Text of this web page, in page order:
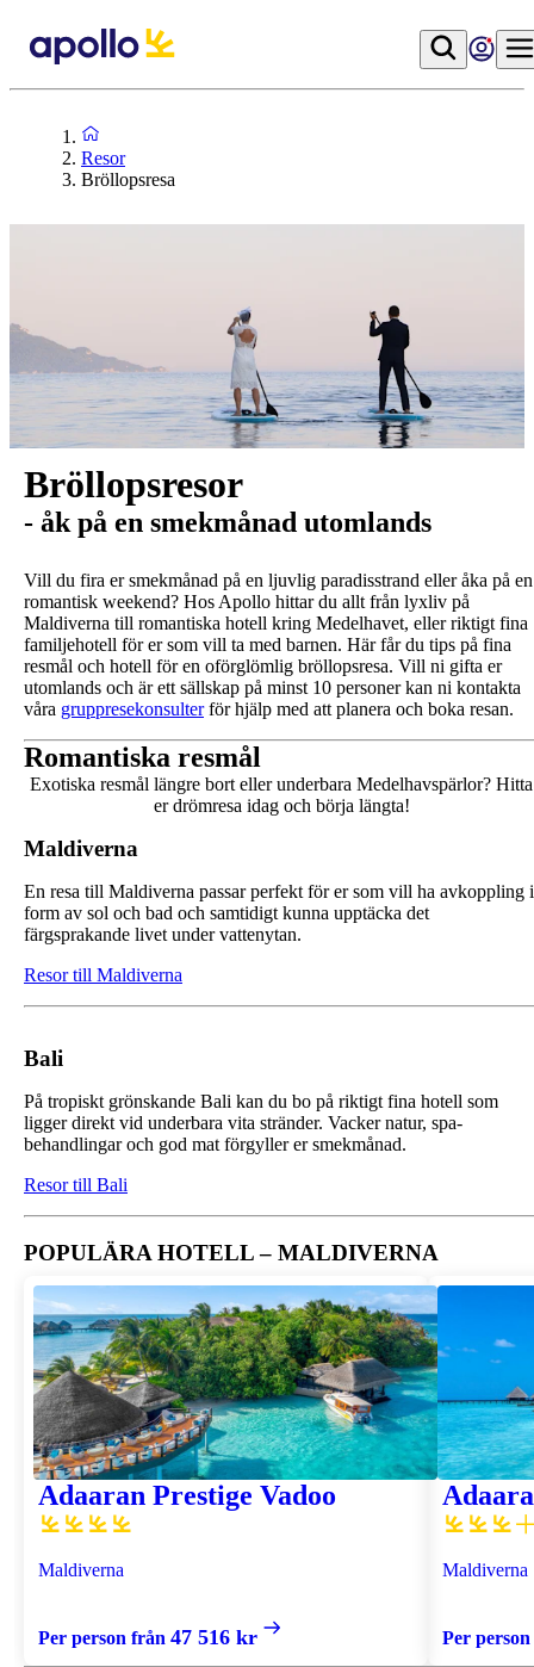
Resor
Bröllopsresa
Bröllopsresor
- åk på en smekmånad utomlands
Vill du fira er smekmånad på en ljuvlig paradisstrand eller åka på en
romantisk weekend? Hos Apollo hittar du allt från lyxliv på
Maldiverna till romantiska hotell kring Medelhavet, eller riktigt fina
familjehotell för er som vill ta med barnen. Här får du tips på fina
resmål och hotell för en oförglömlig bröllopsresa. Vill ni gifta er
utomlands och är ett sällskap på minst 10 personer kan ni kontakta
våra gruppresekonsulterför hjälp med att planera och boka resan.
Romantiska resmål
Exotiska resmål längre bort eller underbara Medelhavspärlor? Hitta
er drömresa idag och börja längta!
Maldiverna
En resa till Maldiverna passar perfekt för er som vill ha avkoppling i
form av sol och bad och samtidigt kunna upptäcka det
färgsprakande livet under vattenytan.
Resor till Maldiverna
Bali
På tropiskt grönskande Bali kan du bo på riktigt fina hotell som
ligger direkt vid underbara vita stränder. Vacker natur, spa-
behandlingar och god mat förgyller er smekmånad.
Resor till Bali
POPULÄRA HOTELL – MALDIVERNA
Adaaran Prestige Vadoo
Maldiverna
Per person från 47 516 kr
Maldiverna
Per